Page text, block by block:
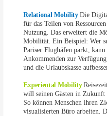
Relational MobilityDie
für das Teilen von
Nutzung. Das erweitert die
Mobilität. Ein Beispiel: Wer
Pariser Flughäfen parkt,
Ankommenden zur
und die Urlaubskasse
Experiental Mobility
will seinen Gästen in
So können Menschen ihren
visualisierten Büro arbeiten.